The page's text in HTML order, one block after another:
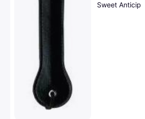
Sweet